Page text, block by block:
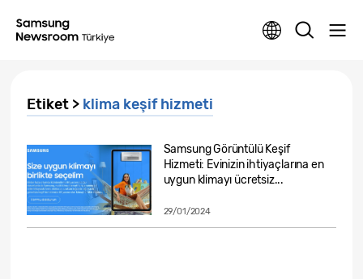
Etiket > klima keşif hizmeti
Samsung Görüntülü Keşif
Hizmeti: Evinizin ihtiyaçlarına en
uygun klimayı ücretsiz...
29/01/2024